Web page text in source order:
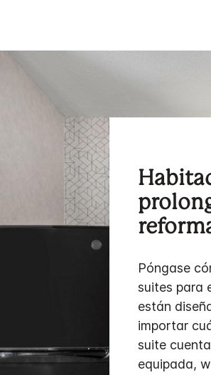
Póngase
suites para
están
importar
suite
equipada,